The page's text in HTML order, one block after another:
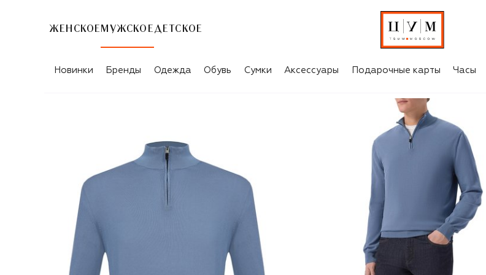
ЖЕНСКОЕ МУЖСКОЕ ДЕТСКОЕ
Новинки Бренды Одежда Обувь Сумки Аксессуары Подарочные карты Часы